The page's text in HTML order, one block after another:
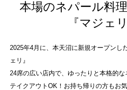
本場のネパール料
『マジェ
2025年4月に、本天沼に新規オープンし
ェリ』
24席の広い店内で、ゆったりと本格的な
テイクアウトOK！お持ち帰りの方もお